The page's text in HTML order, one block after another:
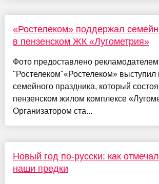
«Ростелеком» поддержал
в пензенском ЖК «Лугометрия»
Фото предоставлено
"Ростелеком"«Ростелеком» выступил
семейного праздника, который
пензенском жилом комплексе
Организатором ста...
Новый год по-русски: как
наши предки